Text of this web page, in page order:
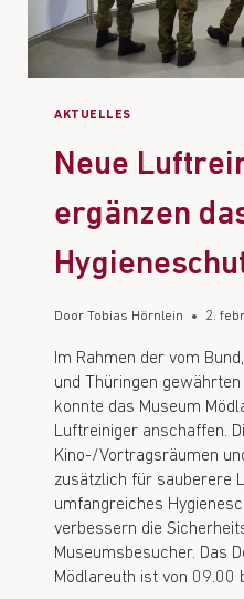
AKTUELLES
Neue
ergänzen
Door Tobias Hörnlein 2.
Im Rahmen der vom
und Thüringen
konnte das Museum
Luftreiniger anschaffen.
Kino-/Vortragsräumen
zusätzlich für sauberere
umfangreiches
verbessern die
Museumsbesucher. Das
Mödlareuth ist von 09.00